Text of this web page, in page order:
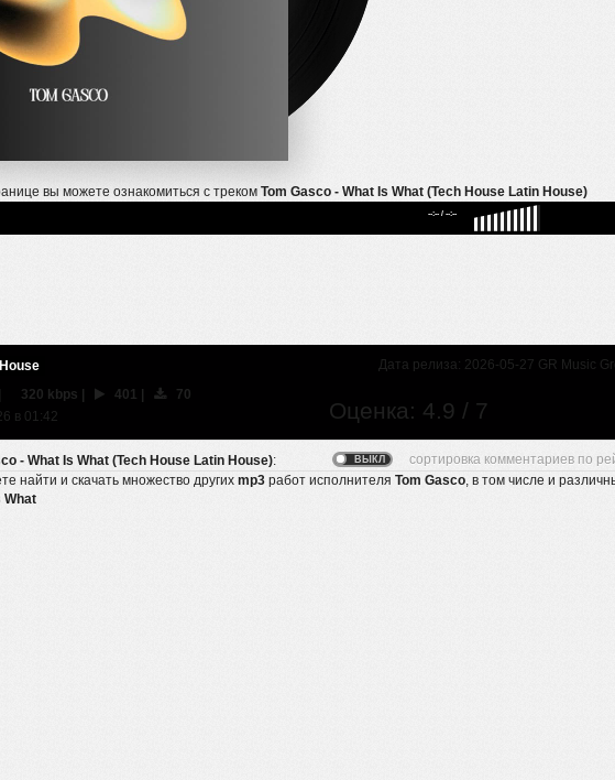
вы можете ознакомиться с треком Tom Gasco - What Is What (Tech House Latin House)
--:-- / --:--
Дата релиза: 2026-05-27 GR Music
Оценка: 4.9 / 7
320 kbps | 401 |
70
в 01:42
- What Is What (Tech House Latin House):
найти и скачать множество других mp3 работ исполнителя Tom Gasco , в том числе и
What